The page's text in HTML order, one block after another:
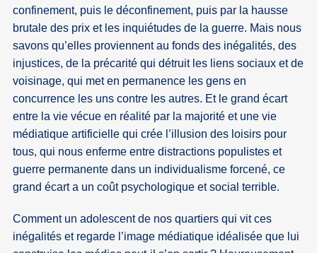
confinement, puis le déconfinement, puis par la hausse
brutale des prix et les inquiétudes de la guerre. Mais nous
savons qu’elles proviennent au fonds des inégalités, des
injustices, de la précarité qui détruit les liens sociaux et de
voisinage, qui met en permanence les gens en
concurrence les uns contre les autres. Et le grand écart
entre la vie vécue en réalité par la majorité et une vie
médiatique artificielle qui crée l’illusion des loisirs pour
tous, qui nous enferme entre distractions populistes et
guerre permanente dans un individualisme forcené, ce
grand écart a un coût psychologique et social terrible.
Comment un adolescent de nos quartiers qui vit ces
inégalités et regarde l’image médiatique idéalisée que lui